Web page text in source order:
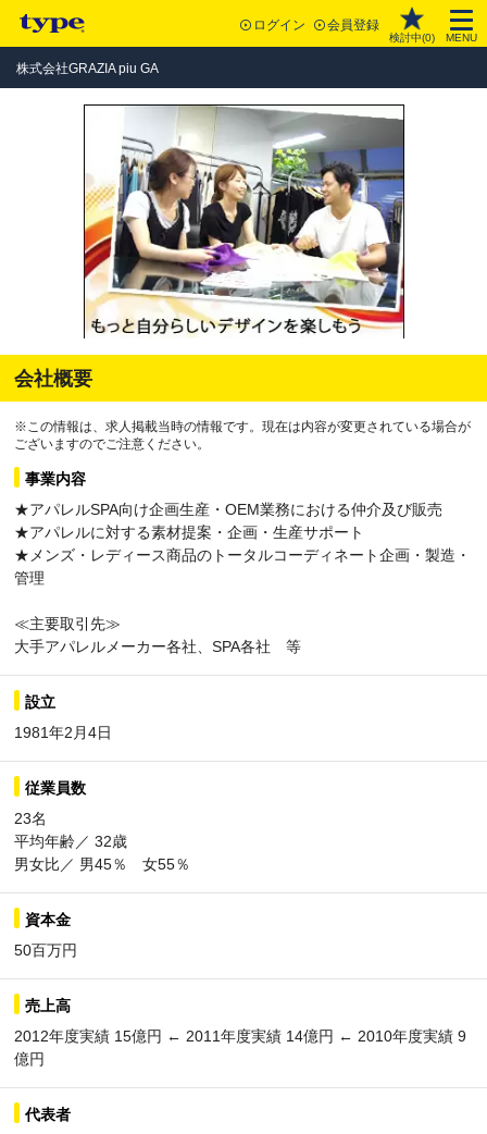
ログイン 会員登録
検討中(0) MENU
株式会社GRAZIA piu GA
会社概要
※この情報は、求人掲載当時の情報です。現在は内容が変更されている場合が
ございますのでご注意ください。
事業内容
★アパレルSPA向け企画生産・OEM業務における仲介及び販売
★アパレルに対する素材提案・企画・生産サポート
★メンズ・レディース商品のトータルコーディネート企画・製造・
管理
≪主要取引先≫
大手アパレルメーカー各社、SPA各社 等
設立
1981年2月4日
従業員数
23名
平均年齢／ 32歳
男女比／ 男45％ 女55％
資本金
50百万円
売上高
2012年度実績 15億円 ← 2011年度実績 14億円 ← 2010年度実績 9
億円
代表者